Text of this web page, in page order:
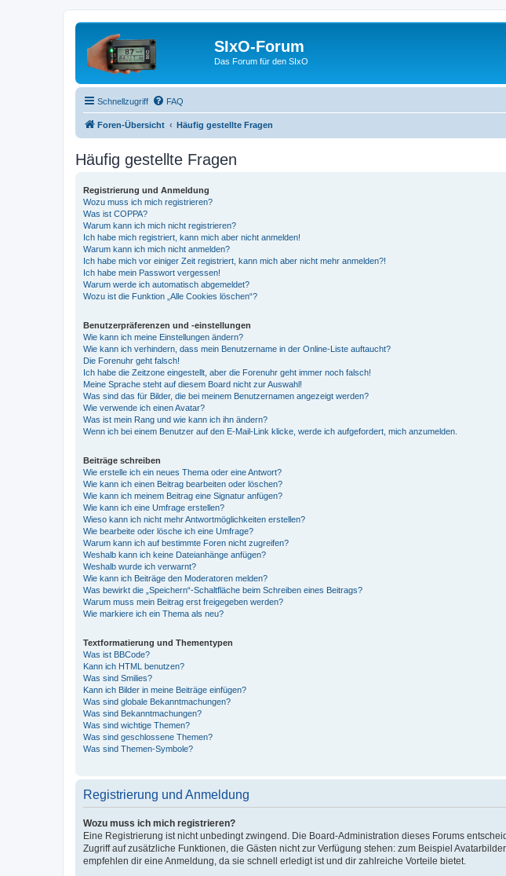
SIxO-Forum
Das Forum für den SIxO
Schnellzugriff FAQ
Foren-Übersicht Häufig gestellte Fragen
Häufig gestellte Fragen
Registrierung und Anmeldung
Wozu muss ich mich registrieren?
Was ist COPPA?
Warum kann ich mich nicht registrieren?
Ich habe mich registriert, kann mich aber nicht anmelden!
Warum kann ich mich nicht anmelden?
Ich habe mich vor einiger Zeit registriert, kann mich aber nicht mehr anmelden?!
Ich habe mein Passwort vergessen!
Warum werde ich automatisch abgemeldet?
Wozu ist die Funktion „Alle Cookies löschen“?
Benutzerpräferenzen und -einstellungen
Wie kann ich meine Einstellungen ändern?
Wie kann ich verhindern, dass mein Benutzername in der Online-Liste auftaucht?
Die Forenuhr geht falsch!
Ich habe die Zeitzone eingestellt, aber die Forenuhr geht immer noch falsch!
Meine Sprache steht auf diesem Board nicht zur Auswahl!
Was sind das für Bilder, die bei meinem Benutzernamen angezeigt werden?
Wie verwende ich einen Avatar?
Was ist mein Rang und wie kann ich ihn ändern?
Wenn ich bei einem Benutzer auf den E-Mail-Link klicke, werde ich aufgefordert, mich anzumelden.
Beiträge schreiben
Wie erstelle ich ein neues Thema oder eine Antwort?
Wie kann ich einen Beitrag bearbeiten oder löschen?
Wie kann ich meinem Beitrag eine Signatur anfügen?
Wie kann ich eine Umfrage erstellen?
Wieso kann ich nicht mehr Antwortmöglichkeiten erstellen?
Wie bearbeite oder lösche ich eine Umfrage?
Warum kann ich auf bestimmte Foren nicht zugreifen?
Weshalb kann ich keine Dateianhänge anfügen?
Weshalb wurde ich verwarnt?
Wie kann ich Beiträge den Moderatoren melden?
Was bewirkt die „Speichern“-Schaltfläche beim Schreiben eines Beitrags?
Warum muss mein Beitrag erst freigegeben werden?
Wie markiere ich ein Thema als neu?
Textformatierung und Thementypen
Was ist BBCode?
Kann ich HTML benutzen?
Was sind Smilies?
Kann ich Bilder in meine Beiträge einfügen?
Was sind globale Bekanntmachungen?
Was sind Bekanntmachungen?
Was sind wichtige Themen?
Was sind geschlossene Themen?
Was sind Themen-Symbole?
Registrierung und Anmeldung
Wozu muss ich mich registrieren?
Eine Registrierung ist nicht unbedingt zwingend. Die Board-Administration dieses Forums
Zugriff auf zusätzliche Funktionen, die Gästen nicht zur Verfügung stehen: zum Beispiel
empfehlen dir eine Anmeldung, da sie schnell erledigt ist und dir zahlreiche Vorteile bietet.